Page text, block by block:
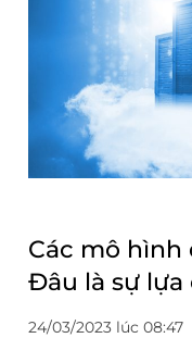
Các mô hình
Đâu là sự
24/03/2023 lúc 08:47